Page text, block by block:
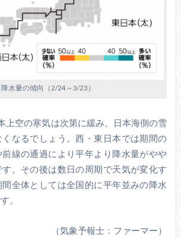
降水量の傾向（2/24～3/23）
上空の寒気は次第に緩み、日本海側の雪
なるでしょう。西・東日本では期間の
線の通過により平年より降水量がやや
。その後は数日の周期で天気が変化す
全体としては全国的に平年並みの降水
。
（気象予報士：ファーマー）